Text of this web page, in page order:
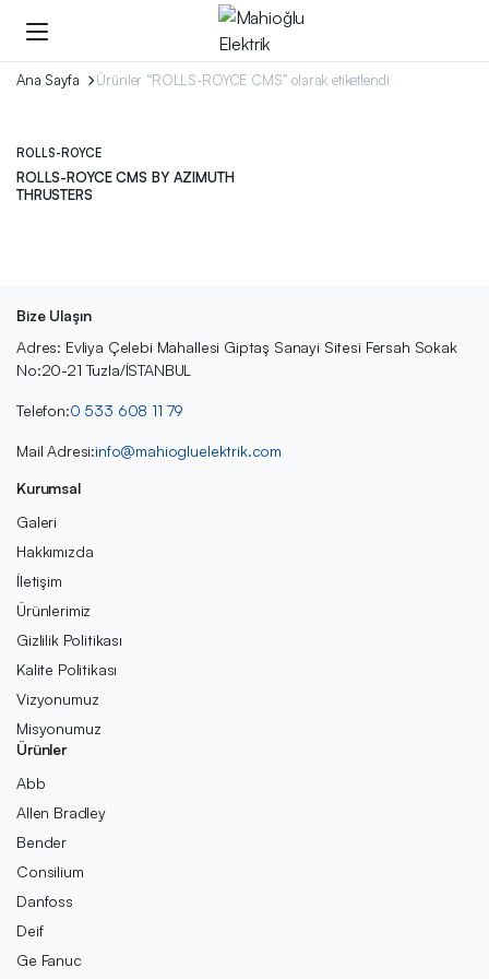
Ana Sayfa Ürünler “ROLLS-ROYCE CMS” olarak etiketlendi
ROLLS-ROYCE
ROLLS-ROYCE CMS BY AZIMUTH
THRUSTERS
Bize Ulaşın
Adres: Evliya Çelebi Mahallesi Giptaş Sanayi Sitesi Fersah Sokak
No:20-21 Tuzla/İSTANBUL
Telefon:0 533 608 11 79
Mail Adresi:info@mahiogluelektrik.com
Kurumsal
Galeri
Hakkımızda
İletişim
Ürünlerimiz
Gizlilik Politikası
Kalite Politikası
Vizyonumuz
Misyonumuz
Ürünler
Abb
Allen Bradley
Bender
Consilium
Danfoss
Deif
Ge Fanuc